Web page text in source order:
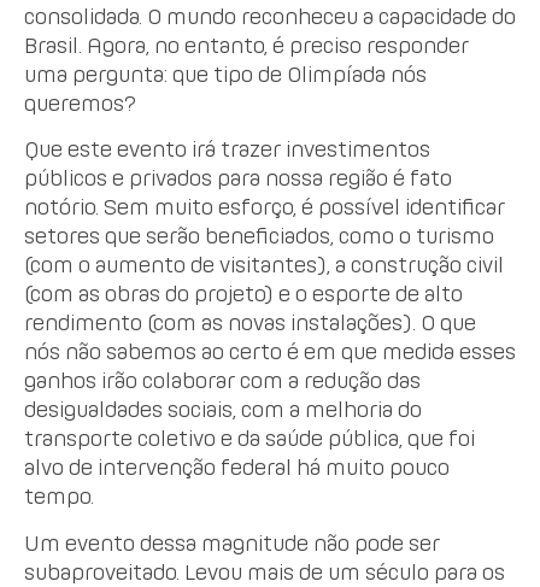
consolidada. O mundo reconheceu a capacidade do
Brasil. Agora, no entanto, é preciso responder
uma pergunta: que tipo de Olimpíada nós
queremos?
Que este evento irá trazer investimentos
públicos e privados para nossa região é fato
notório. Sem muito esforço, é possível identificar
setores que serão beneficiados, como o turismo
(com o aumento de visitantes), a construção civil
(com as obras do projeto) e o esporte de alto
rendimento (com as novas instalações). O que
nós não sabemos ao certo é em que medida esses
ganhos irão colaborar com a redução das
desigualdades sociais, com a melhoria do
transporte coletivo e da saúde pública, que foi
alvo de intervenção federal há muito pouco
tempo.
Um evento dessa magnitude não pode ser
subaproveitado. Levou mais de um século para os